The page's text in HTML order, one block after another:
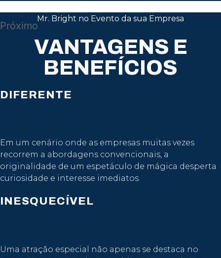
Próximo
Mr. Bright no Evento da sua Empresa
VANTAGENS E
BENEFÍCIOS
DIFERENTE
Em um cenário onde as empresas muitas vezes
recorrem a abordagens convencionais, a
originalidade de um espetáculo de mágica desperta
curiosidade e interesse imediatos.
INESQUECÍVEL
Uma atração especial não apenas se destaca no